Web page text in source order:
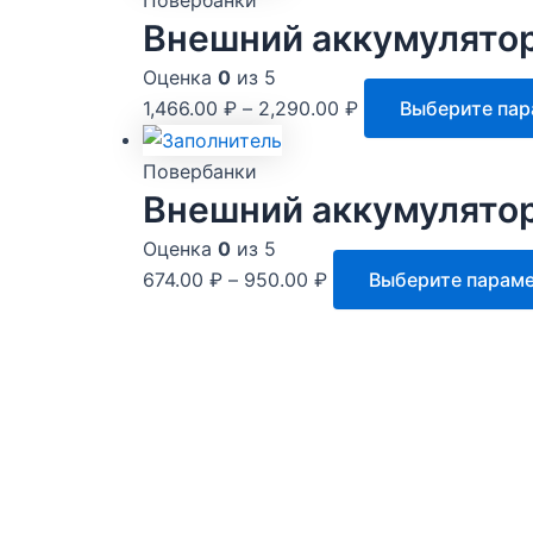
Внешний
Оценка 0 из 5
1,466.00 ₽ – 2,290.00 ₽ Выберите
Повербанки
Внешний
Оценка 0 из 5
674.00 ₽ – 950.00 ₽ Выберите